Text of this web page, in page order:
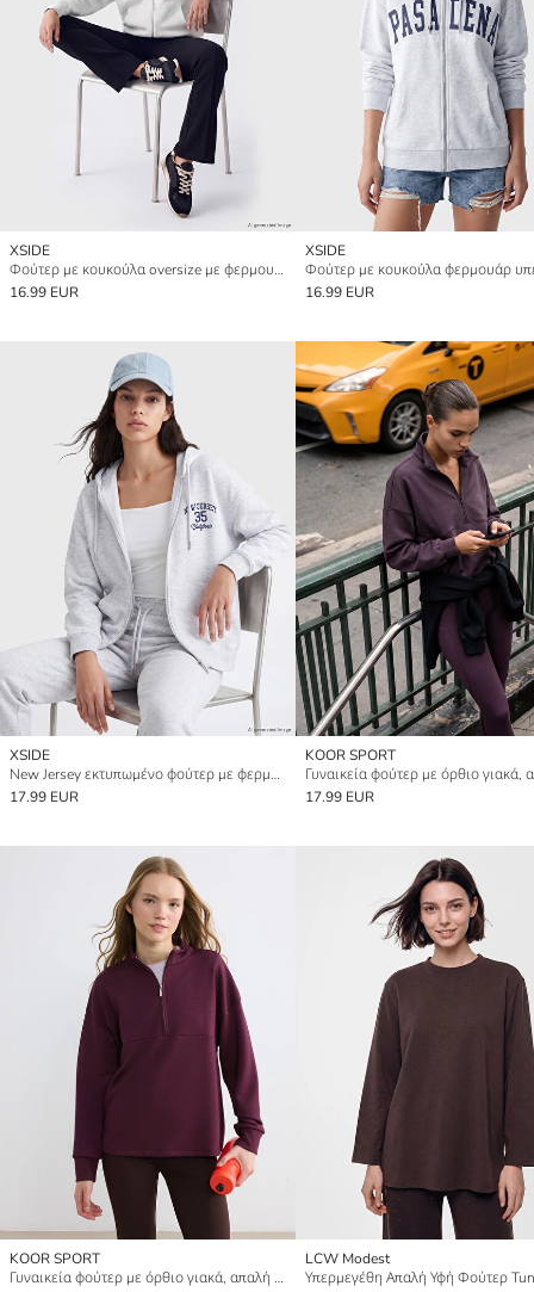
XSIDE
Φούτερ με κουκούλα oversize με φερμουάρ για γυναίκες
16.99 EUR
XSIDE
16.99 EUR
XSIDE
New Jersey εκτυπωμένο φούτερ με φερμουάρ για γυναίκες
17.99 EUR
KOOR SPORT
17.99 EUR
KOOR SPORT
Γυναικεία φούτερ με όρθιο γιακά, απαλή υφή και φαρδιά γραμμή.
LCW Modest